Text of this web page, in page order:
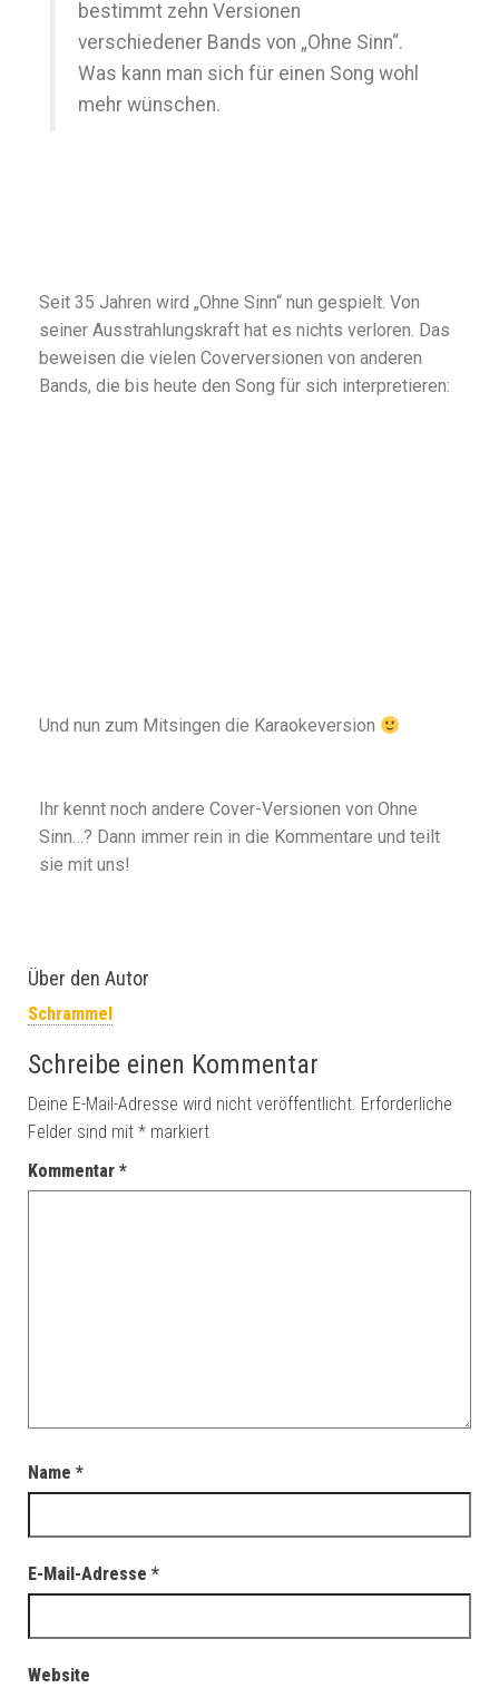
bestimmt zehn Versionen
verschiedener Bands von „Ohne Sinn“.
Was kann man sich für einen Song wohl
mehr wünschen.
Seit 35 Jahren wird „Ohne Sinn“ nun gespielt. Von
seiner Ausstrahlungskraft hat es nichts verloren. Das
beweisen die vielen Coverversionen von anderen
Bands, die bis heute den Song für sich interpretieren:
Und nun zum Mitsingen die Karaokeversion
Ihr kennt noch andere Cover-Versionen von Ohne
Sinn…? Dann immer rein in die Kommentare und teilt
sie mit uns!
Über den Autor
Schrammel
Schreibe einen Kommentar
Deine E-Mail-Adresse wird nicht veröffentlicht. Erforderliche
Felder sind mit * markiert
Kommentar *
Name *
E-Mail-Adresse *
Website